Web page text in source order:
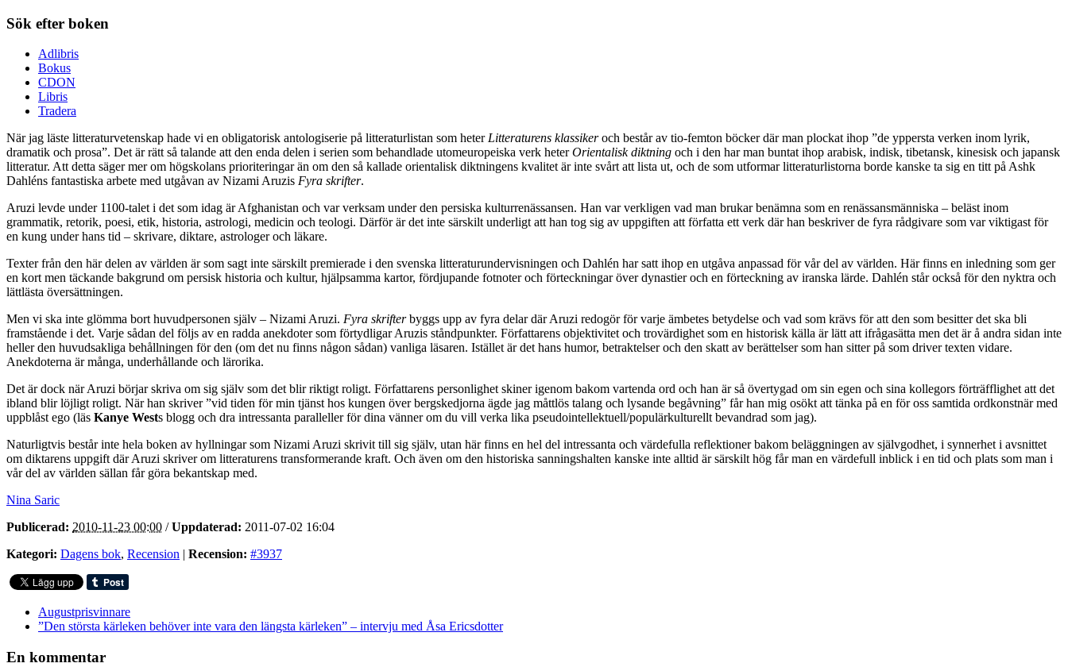
Sök efter boken
Adlibris
Bokus
CDON
Libris
Tradera
När jag läste litteraturvetenskap hade vi en obligatorisk antologiserie på litteraturlistan som heter Litteraturens klassikeroch består av tio-femton böcker där man plockat ihop ”de yppersta verken inom lyrik,
dramatik och prosa”. Det är rätt så talande att den enda delen i serien som behandlade utomeuropeiska verk heterOrientalisk diktning och i den har man buntat ihop arabisk, indisk, tibetansk, kinesisk och japansk
litteratur. Att detta säger mer om högskolans prioriteringar än om den så kallade orientalisk diktningens kvalitet är inte svårt att lista ut, och de som utformar litteraturlistorna borde kanske ta sig en titt på Ashk
Dahléns fantastiska arbete med utgåvan av Nizami Aruzis Fyra skrifter.
Aruzi levde under 1100-talet i det som idag är Afghanistan och var verksam under den persiska kulturrenässansen. Han var verkligen vad man brukar benämna som en renässansmänniska – beläst inom
grammatik, retorik, poesi, etik, historia, astrologi, medicin och teologi. Därför är det inte särskilt underligt att han tog sig av uppgiften att författa ett verk där han beskriver de fyra rådgivare som var viktigast för
en kung under hans tid – skrivare, diktare, astrologer och läkare.
Texter från den här delen av världen är som sagt inte särskilt premierade i den svenska litteraturundervisningen och Dahlén har satt ihop en utgåva anpassad för vår del av världen. Här finns en inledning som ger
en kort men täckande bakgrund om persisk historia och kultur, hjälpsamma kartor, fördjupande fotnoter och förteckningar över dynastier och en förteckning av iranska lärde. Dahlén står också för den nyktra och
lättlästa översättningen.
Men vi ska inte glömma bort huvudpersonen själv – Nizami Aruzi. Fyra skrifterbyggs upp av fyra delar där Aruzi redogör för varje ämbetes betydelse och vad som krävs för att den som besitter det ska bli
framstående i det. Varje sådan del följs av en radda anekdoter som förtydligar Aruzis ståndpunkter. Författarens objektivitet och trovärdighet som en historisk källa är lätt att ifrågasätta men det är å andra sidan inte
heller den huvudsakliga behållningen för den (om det nu finns någon sådan) vanliga läsaren. Istället är det hans humor, betraktelser och den skatt av berättelser som han sitter på som driver texten vidare.
Anekdoterna är många, underhållande och lärorika.
Det är dock när Aruzi börjar skriva om sig själv som det blir riktigt roligt. Författarens personlighet skiner igenom bakom vartenda ord och han är så övertygad om sin egen och sina kollegors förträfflighet att det
ibland blir löjligt roligt. När han skriver ”vid tiden för min tjänst hos kungen över bergskedjorna ägde jag måttlös talang och lysande begåvning” får han mig osökt att tänka på en för oss samtida ordkonstnär med
uppblåst ego (läs Kanye Wests blogg och dra intressanta paralleller för dina vänner om du vill verka lika pseudointellektuell/populärkulturellt bevandrad som jag).
Naturligtvis består inte hela boken av hyllningar som Nizami Aruzi skrivit till sig själv, utan här finns en hel del intressanta och värdefulla reflektioner bakom beläggningen av självgodhet, i synnerhet i avsnittet
om diktarens uppgift där Aruzi skriver om litteraturens transformerande kraft. Och även om den historiska sanningshalten kanske inte alltid är särskilt hög får man en värdefull inblick i en tid och plats som man i
vår del av världen sällan får göra bekantskap med.
Nina Saric
Publicerad: 2010-11-23 00:00 /Uppdaterad: 2011-07-02 16:04
Kategori: Dagens bok, Recension | Recension: #3937
Augustprisvinnare
”Den största kärleken behöver inte vara den längsta kärleken” – intervju med Åsa Ericsdotter
En kommentar